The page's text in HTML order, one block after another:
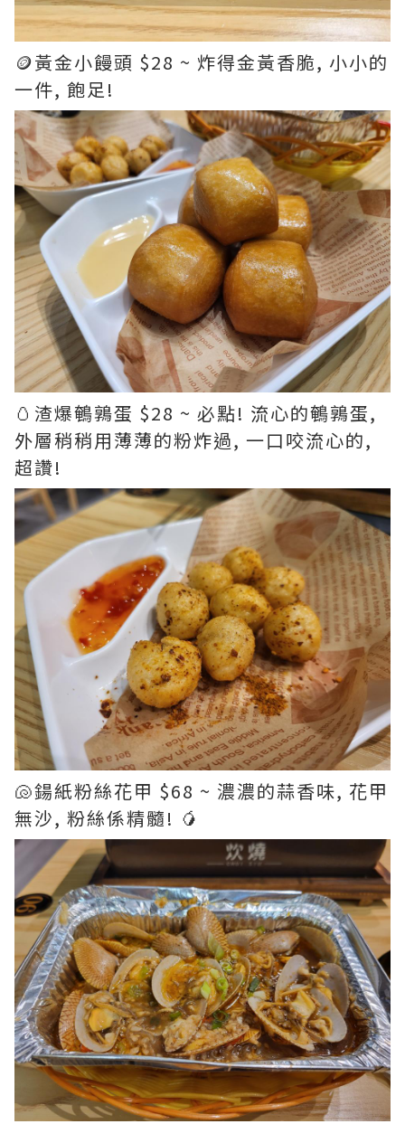
🪙黃金小饅頭 $28 ~ 炸得金黃香脆, 小小的
一件, 飽足!
🥚渣爆鵪鶉蛋 $28 ~ 必點! 流心的鵪鶉蛋,
外層稍稍用薄薄的粉炸過, 一口咬流心的,
超讚!
🐚鍚紙粉絲花甲 $68 ~ 濃濃的蒜香味, 花甲
無沙, 粉絲係精髓! 🥭